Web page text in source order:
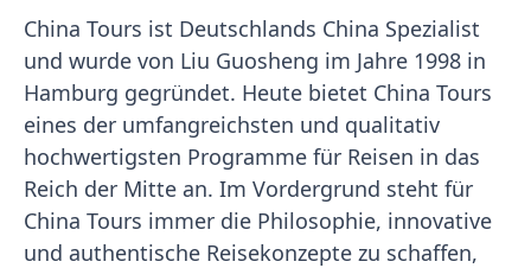
China Tours ist Deutschlands China Spezialist
und wurde von Liu Guosheng im Jahre 1998 in
Hamburg gegründet. Heute bietet China Tours
eines der umfangreichsten und qualitativ
hochwertigsten Programme für Reisen in das
Reich der Mitte an. Im Vordergrund steht für
China Tours immer die Philosophie, innovative
und authentische Reisekonzepte zu schaffen,